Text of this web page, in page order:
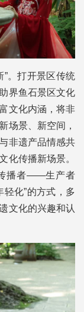
”。打开景区传统
界鱼石景区文化
文化内涵，将非
场景、新空间，
非遗产品情感共
化传播新场景。
播者——生产者
化”的方式，多
文化的兴趣和认